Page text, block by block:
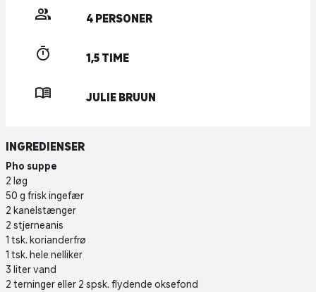
4 PERSONER
1,5 TIME
JULIE BRUUN
INGREDIENSER
Pho suppe
2 løg
50 g frisk ingefær
2 kanelstænger
2 stjerneanis
1 tsk. korianderfrø
1 tsk. hele nelliker
3 liter vand
2 terninger eller 2 spsk. flydende oksefond